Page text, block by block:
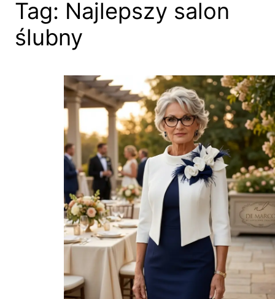
Tag: Najlepszy salon
ślubny